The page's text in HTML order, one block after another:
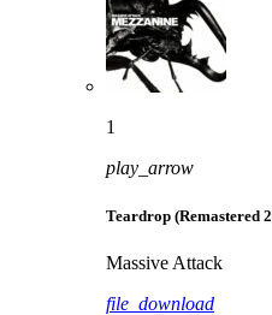
1
play_arrow
Teardrop (Remastered
Massive Attack
file_download